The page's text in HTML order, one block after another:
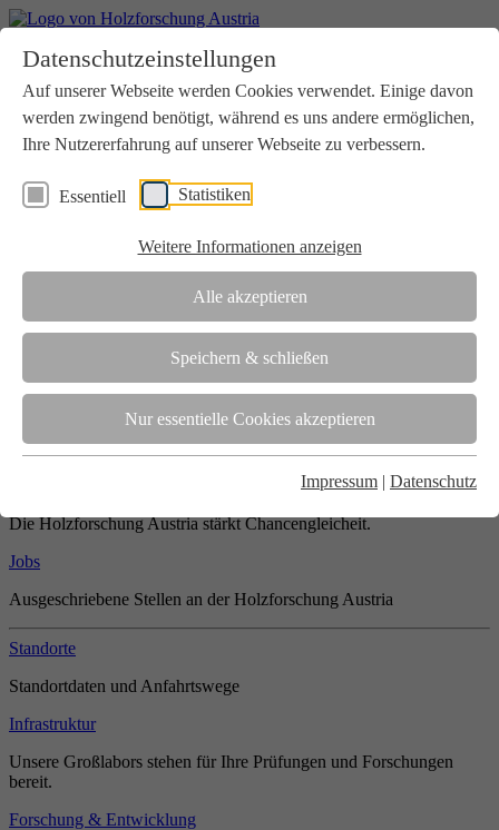
Datenschutzeinstellungen
Auf unserer Webseite werden Cookies verwendet. Einige davon
werden zwingend benötigt, während es uns andere ermöglichen,
Ihre Nutzererfahrung auf unserer Webseite zu verbessern.
Essentiell Statistiken
Weitere Informationen anzeigen
Alle akzeptieren
Speichern & schließen
Nur essentielle Cookies akzeptieren
Impressum | Datenschutz
Aktuelles
Downloads
Kontakt
Login
Verein
Wir unterstützen die Interessen der Holzbranche in enger
Zusammenarbeit mit Wissenschaft und Wirtschaft.
Die Holzforschung Austria ist akkreditierte Prüf-, Inspektions- und
Team
Unsere gesamte Kompetenz ist in unseren Mitarbeiter:innen
gebündelt
Die Holzforschung Austria stärkt Chancengleicheit.
Jobs
Ausgeschriebene Stellen an der Holzforschung Austria
Standorte
Standortdaten und Anfahrtswege
Infrastruktur
Unsere Großlabors stehen für Ihre Prüfungen und Forschungen
bereit.
Forschung & Entwicklung